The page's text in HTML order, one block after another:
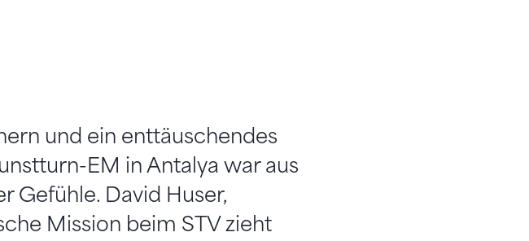
und ein enttäuschendes
EM in Antalya war aus
Gefühle. David Huser,
Mission beim STV zieht